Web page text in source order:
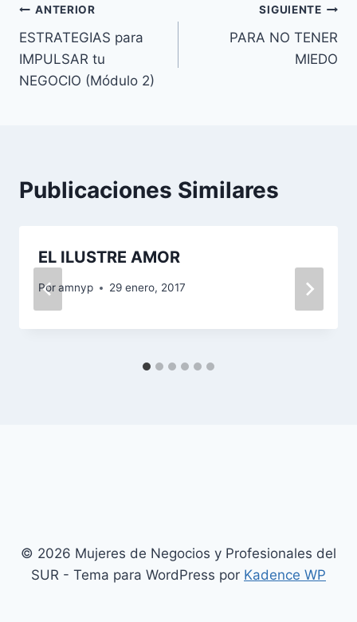
Navegación
de
entradas
ANTERIOR
ESTRATEGIAS para
IMPULSAR tu
NEGOCIO (Módulo 2)
SIGUIENTE
PARA NO TENER
MIEDO
Publicaciones Similares
EL ILUSTRE AMOR
Poramnyp 29 enero, 2017
© 2026 Mujeres de Negocios y Profesionales del
SUR - Tema para WordPress por Kadence WP